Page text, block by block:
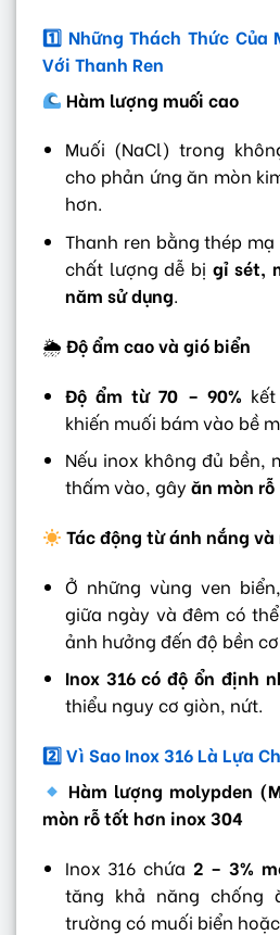
1️ Những Thách Thức Của
Với Thanh Ren
Hàm lượng muối cao
Muối (NaCl) trong
cho phản ứng ăn mòn
hơn.
Thanh ren bằng thép
chất lượng dễ bị gỉ sét,
năm sử dụng.
🌦 Độ ẩm cao và gió biển
Độ ẩm từ 70 – 90%
khiến muối bám vào bề
Nếu inox không đủ bền,
thấm vào, gây ăn mòn
Tác động từ ánh nắng
Ở những vùng ven
giữa ngày và đêm có
ảnh hưởng đến độ bền
Inox 316 có độ ổn định
thiểu nguy cơ giòn, nứt.
2️Vì Sao Inox 316 Là Lựa
Hàm lượng molypden
mòn rỗ tốt hơn inox 304
Inox 316 chứa 2 – 3%
tăng khả năng chống
trường có muối biển